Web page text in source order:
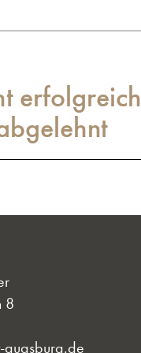
erfolgreich
8
augsburg.de